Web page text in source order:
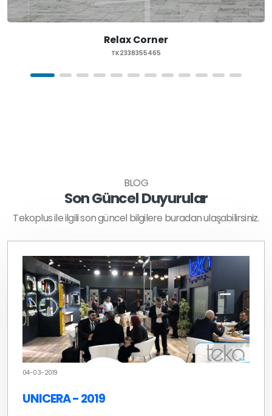
Relax Corner
TK2338355465
BLOG
Son Güncel Duyurular
Tekoplus ile ilgili son güncel bilgilere buradan ulaşabilirsiniz.
04-03-2019
UNICERA - 2019